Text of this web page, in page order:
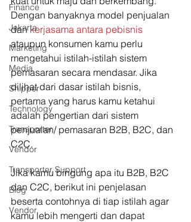
Finance
Jakarta
Marketing
Media
Shipper
Technology
Transporter
Vendor
Transporter Support
Blog
Vendor
Dengan banyaknya model penjualan
dan kerjasama antara pebisnis
ataupun konsumen kamu perlu
mengetahui istilah-istilah sistem
pemasaran secara mendasar. Jika
dilihat dari dasar istilah bisnis,
pertama yang harus kamu ketahui
adalah pengertian dari sistem
penjualan/ pemasaran B2B, B2C, dan
C2C.
Jika kamu bingung apa itu B2B, B2C
dan C2C, berikut ini penjelasan
beserta contohnya di tiap istilah agar
kamu lebih mengerti dan dapat